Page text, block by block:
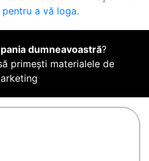
a vă loga.
dumneavoastră?
primești materialele de